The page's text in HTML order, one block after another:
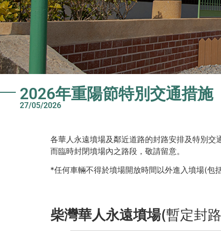
2026年重陽節特別交通措施
27/05/2026
各華人永遠墳場及鄰近道路的封路安排及特別
而臨時封閉墳場內之路段，敬請留意。
*任何車輛不得於墳場開放時間以外進入墳場(包
柴灣華人永遠墳場(暫定封